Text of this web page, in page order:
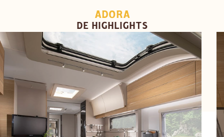
ADORA
DE HIGHLIGHTS